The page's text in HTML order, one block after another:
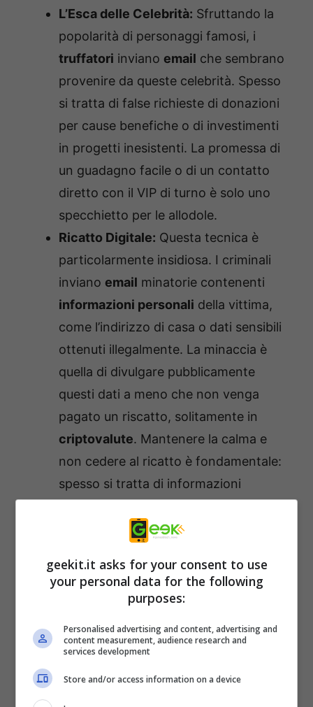
L’Esca delle Celebrità: Sfruttando la
popolarità di personaggi famosi, i
truffatori inviano email che sembrano
provenire da queste celebrità. Spesso
si tratta di false richieste di donazioni
per cause benefiche o di investimenti
in progetti inesistenti. La promessa di
un guadagno facile o di un contatto
diretto con il VIP di turno è solo uno
specchietto per le allodole.
Ricatto Digitale: Questa tecnica è
particolarmente insidiosa. I criminali
inviano email minatorie contenenti
informazioni personali della vittima,
come l’indirizzo di casa o dati sensibili
ottenuti illegalmente. La minaccia è
quella di divulgare pubblicamente
questi dati a meno che non venga
pagato un riscatto, solitamente in
criptovalute. Mantenere la calma e
non cedere al ricatto è fondamentale:
spesso si tratta di informazioni
La Prevenzione è la Chiave
Fortunatamente, ci sono diverse misure che
possiamo adottare per proteggerci dalle
truffe via email:
Occhio al Mittente:
Prima di aprire
geekit.it asks for your consent to use
your personal data for the following
purposes:
Personalised advertising and content, advertising and
content measurement, audience research and
services development
Store and/or access information on a device